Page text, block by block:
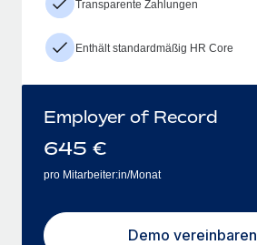
Transparente Zahlungen
Enthält standardmäßig HR Core
Employer of Record
645 €
pro Mitarbeiter:in/Monat
Demo vereinbaren